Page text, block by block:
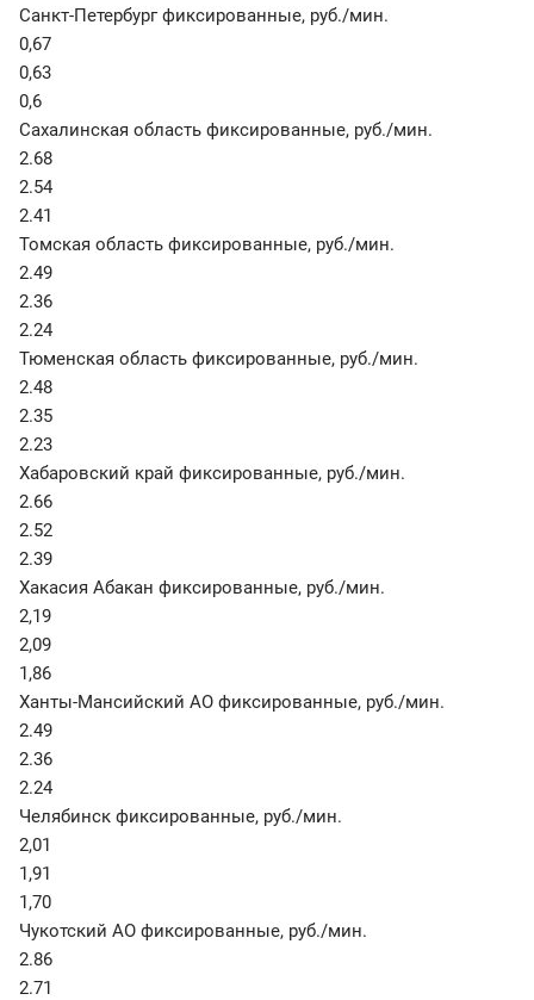
Санкт-Петербург фиксированные, руб./мин.
0,67
0,63
0,6
Сахалинская область фиксированные, руб./мин.
2.68
2.54
2.41
Томская область фиксированные, руб./мин.
2.49
2.36
2.24
Тюменская область фиксированные, руб./мин.
2.48
2.35
2.23
Хабаровский край фиксированные, руб./мин.
2.66
2.52
2.39
Хакасия Абакан фиксированные, руб./мин.
2,19
2,09
1,86
Ханты-Мансийский АО фиксированные, руб./мин.
2.49
2.36
2.24
Челябинск фиксированные, руб./мин.
2,01
1,91
1,70
Чукотский АО фиксированные, руб./мин.
2.86
2.71